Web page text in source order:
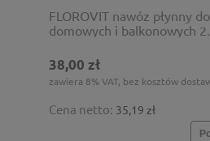
FLOROVIT nawóz płynny
domowych i balkonowych
38,00 zł
zawiera 8% VAT, bez kosztów
Cena netto: 35,19 zł